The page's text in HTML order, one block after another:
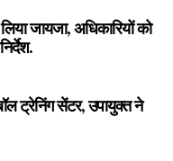
जायजा, अधिकारियों को
ट्रेनिंग सेंटर, उपायुक्त ने